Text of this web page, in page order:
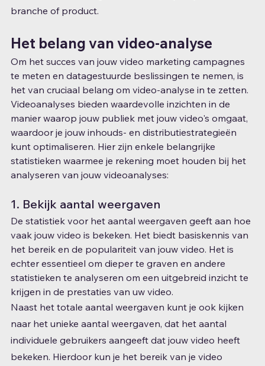
branche of product.
Het belang van video-analyse
Om het succes van jouw video marketing campagnes
te meten en datagestuurde beslissingen te nemen, is
het van cruciaal belang om video-analyse in te zetten.
Videoanalyses bieden waardevolle inzichten in de
manier waarop jouw publiek met jouw video's omgaat,
waardoor je jouw inhouds- en distributiestrategieën
kunt optimaliseren. Hier zijn enkele belangrijke
statistieken waarmee je rekening moet houden bij het
analyseren van jouw videoanalyses:
1. Bekijk aantal weergaven
De statistiek voor het aantal weergaven geeft aan hoe
vaak jouw video is bekeken. Het biedt basiskennis van
het bereik en de populariteit van jouw video. Het is
echter essentieel om dieper te graven en andere
statistieken te analyseren om een ​​uitgebreid inzicht te
krijgen in de prestaties van uw video.
Naast het totale aantal weergaven kunt je ook kijken
naar het unieke aantal weergaven, dat het aantal
individuele gebruikers aangeeft dat jouw video heeft
bekeken. Hierdoor kun je het bereik van je video